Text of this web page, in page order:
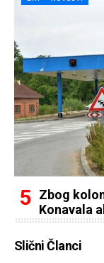
Zbog
Konavala
Slični Članci